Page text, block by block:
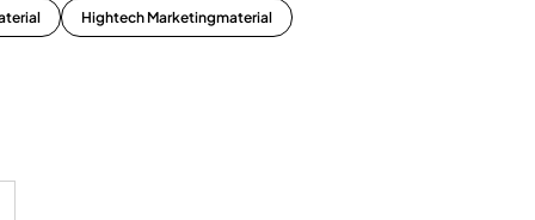
Hightech Marketingmaterial